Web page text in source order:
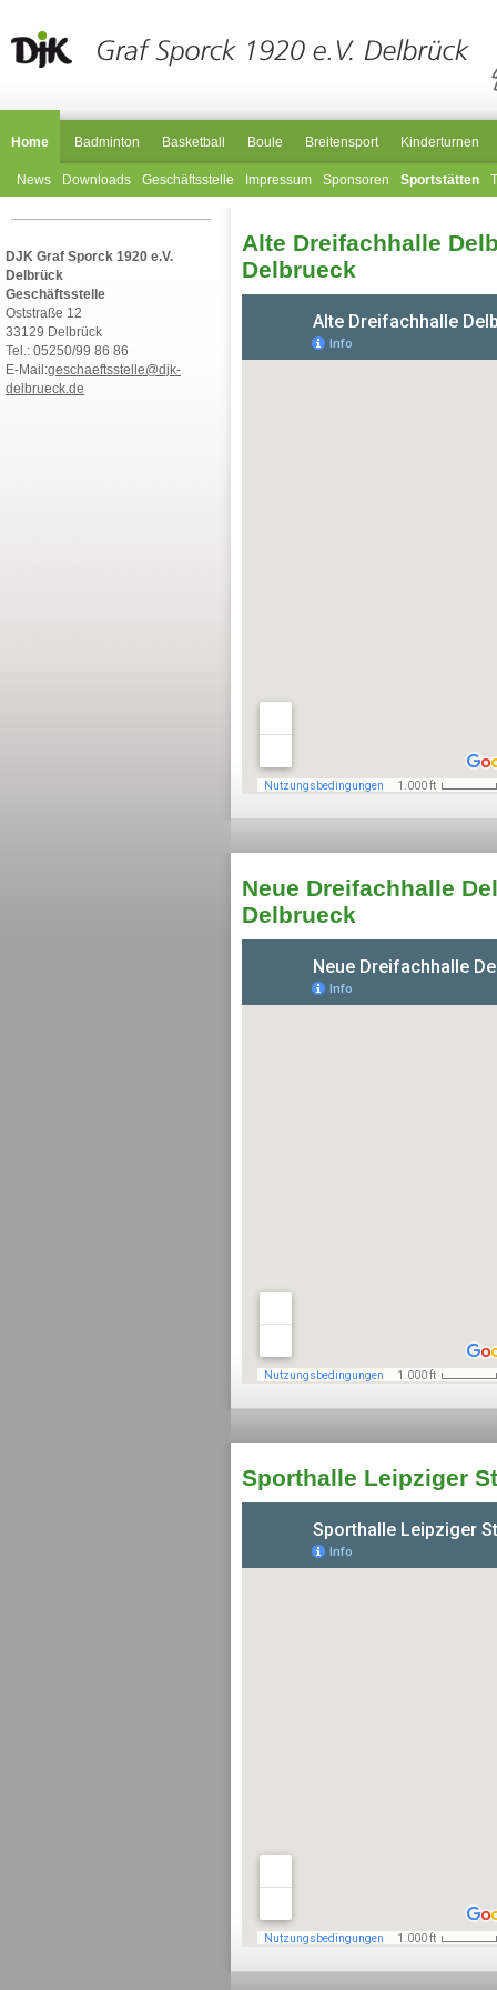
Home Badminton Basketball Boule Breitensport Kinderturnen
News Downloads Geschäftsstelle Impressum Sponsoren Sportstätten
DJK Graf Sporck 1920 e.V.
Delbrück
Geschäftsstelle
Oststraße 12
33129 Delbrück
Tel.: 05250/99 86 86
E-Mail:geschaeftsstelle@djk-
delbrueck.de
Alte Dreifachhalle
Delbrueck
Neue Dreifachhalle
Delbrueck
Sporthalle Leipziger